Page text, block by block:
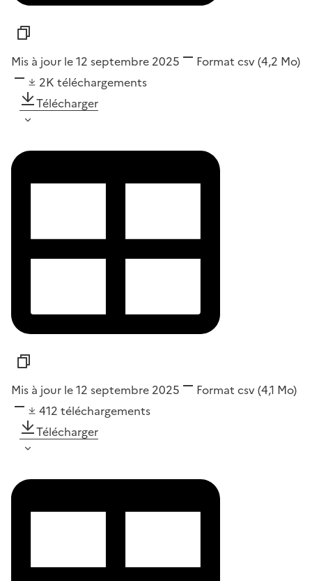
Mis à jour le 12 septembre 2025 Format csv(4,2 Mo)
2K téléchargements
Télécharger
Mis à jour le 12 septembre 2025 Format csv(4,1 Mo)
412 téléchargements
Télécharger